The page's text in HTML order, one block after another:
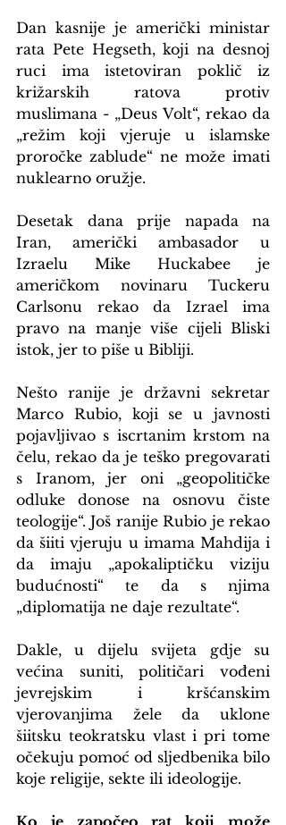
Dan kasnije je američki ministar
rata Pete Hegseth, koji na desnoj
ruci ima istetoviran poklič iz
križarskih ratova protiv
muslimana - „Deus Volt“, rekao da
„režim koji vjeruje u islamske
proročke zablude“ ne može imati
nuklearno oružje.
Desetak dana prije napada na
Iran, američki ambasador u
Izraelu Mike Huckabee je
američkom novinaru Tuckeru
Carlsonu rekao da Izrael ima
pravo na manje više cijeli Bliski
istok, jer to piše u Bibliji.
Nešto ranije je državni sekretar
Marco Rubio, koji se u javnosti
pojavljivao s iscrtanim krstom na
čelu, rekao da je teško pregovarati
s Iranom, jer oni „geopolitičke
odluke donose na osnovu čiste
teologije“. Još ranije Rubio je rekao
da šiiti vjeruju u imama Mahdija i
da imaju „apokaliptičku viziju
budućnosti“ te da s njima
„diplomatija ne daje rezultate“.
Dakle, u dijelu svijeta gdje su
većina suniti, političari vođeni
jevrejskim i kršćanskim
vjerovanjima žele da uklone
šiitsku teokratsku vlast i pri tome
očekuju pomoć od sljedbenika bilo
koje religije, sekte ili ideologije.